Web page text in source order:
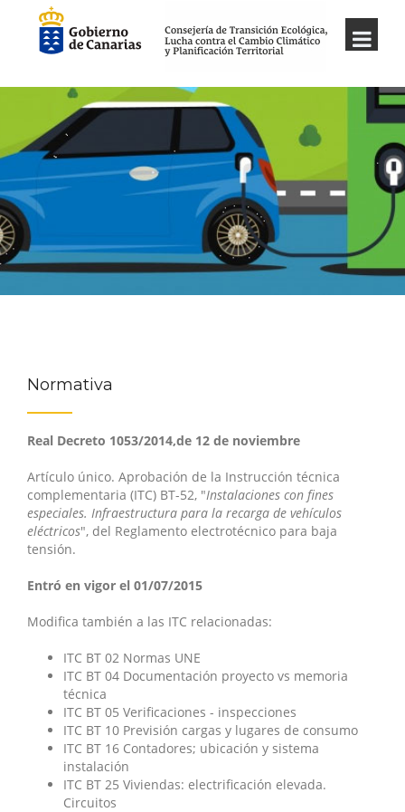
Normativa
Real Decreto 1053/2014,de 12 de noviembre
Artículo único. Aprobación de la Instrucción técnica
complementaria (ITC) BT-52, "Instalaciones con fines
especiales. Infraestructura para la recarga de vehículos
eléctricos", del Reglamento electrotécnico para baja
tensión.
Entró en vigor el 01/07/2015
Modifica también a las ITC relacionadas:
ITC BT 02 Normas UNE
ITC BT 04 Documentación proyecto vs memoria
técnica
ITC BT 05 Verificaciones - inspecciones
ITC BT 10 Previsión cargas y lugares de consumo
ITC BT 16 Contadores; ubicación y sistema
instalación
ITC BT 25 Viviendas: electrificación elevada.
Circuitos